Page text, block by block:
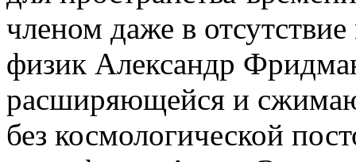
членом даже в
физик Александр
расширяющейся и
без космологической